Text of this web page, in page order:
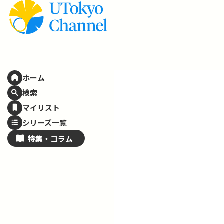
ホーム
検索
マイリスト
シリーズ一覧
特集・ コラム